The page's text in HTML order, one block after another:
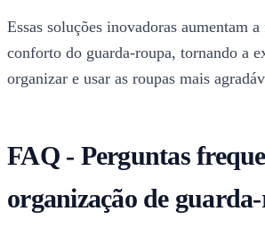
Essas soluções inovadoras aumentam
conforto do guarda-roupa, tornando a
organizar e usar as roupas mais
FAQ - Perguntas
organização de